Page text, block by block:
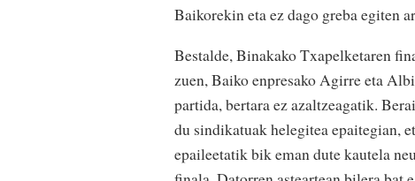
Baikorekin eta ez dago greba egiten
Bestalde, Binakako Txapelketaren
zuen, Baiko enpresako Agirre eta
partida, bertara ez azaltzeagatik.
du sindikatuak helegitea epaitegian,
epaileetatik bik eman dute kautela